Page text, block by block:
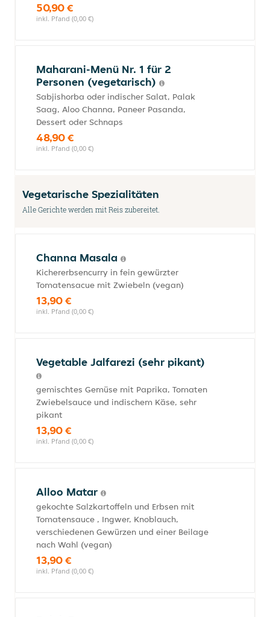
50,90 €
inkl. Pfand (0,00 €)
Maharani-Menü Nr. 1 für 2
Personen (vegetarisch)
Sabjishorba oder indischer Salat, Palak
Saag, Aloo Channa, Paneer Pasanda,
Dessert oder Schnaps
48,90 €
inkl. Pfand (0,00 €)
Vegetarische Spezialitäten
Alle Gerichte werden mit Reis zubereitet.
Channa Masala
Kichererbsencurry in fein gewürzter
Tomatensacue mit Zwiebeln (vegan)
13,90 €
inkl. Pfand (0,00 €)
Vegetable Jalfarezi (sehr pikant)
gemischtes Gemüse mit Paprika, Tomaten
Zwiebelsauce und indischem Käse, sehr
pikant
13,90 €
inkl. Pfand (0,00 €)
Alloo Matar
gekochte Salzkartoffeln und Erbsen mit
Tomatensauce , Ingwer, Knoblauch,
verschiedenen Gewürzen und einer Beilage
nach Wahl (vegan)
13,90 €
inkl. Pfand (0,00 €)